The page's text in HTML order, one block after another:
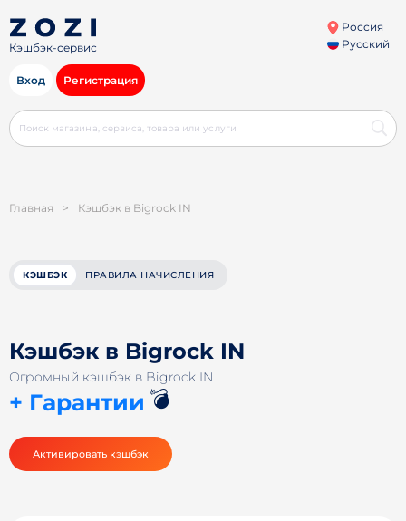
Кэшбэк-сервис
Россия
Русский
Вход Регистрация
Главная > Кэшбэк в Bigrock IN
КЭШБЭК ПРАВИЛА НАЧИСЛЕНИЯ
Кэшбэк в Bigrock IN
Огромный кэшбэк в Bigrock IN
+ Гарантии 💣
Активировать кэшбэк